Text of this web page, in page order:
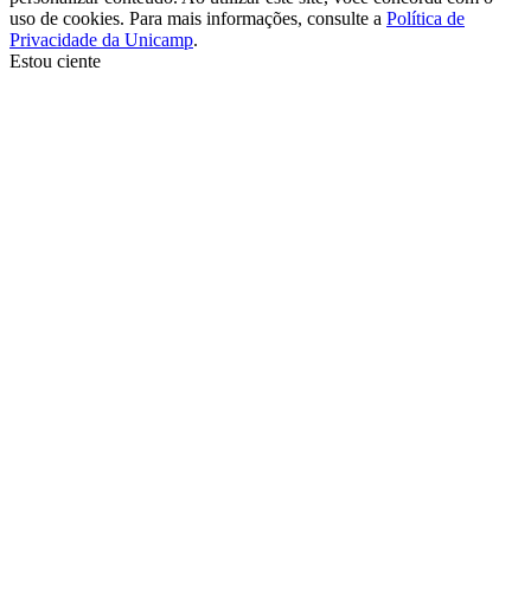
uso de cookies. Para mais informações, consulte a Política de
Privacidade da Unicamp.
Estou ciente